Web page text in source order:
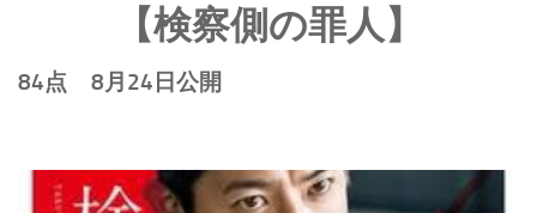
【検察側の罪人】
84点 8月24日公開